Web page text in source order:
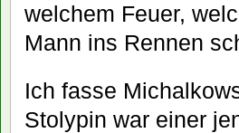
welchem Feuer,
Mann ins Rennen
Ich fasse
Stolypin war einer